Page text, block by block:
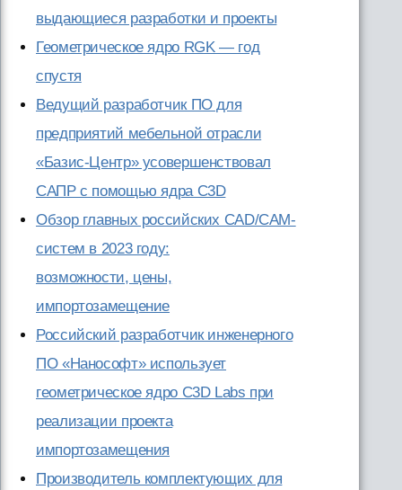
выдающиеся разработки и проекты
Геометрическое ядро RGK — год
спустя
Ведущий разработчик ПО для
предприятий мебельной отрасли
«Базис-Центр» усовершенствовал
САПР c помощью ядра C3D
Обзор главных российских CAD/CAM-
систем в 2023 году:
возможности, цены,
импортозамещение
Российский разработчик инженерного
ПО «Нанософт» использует
геометрическое ядро C3D Labs при
реализации проекта
импортозамещения
Производитель комплектующих для